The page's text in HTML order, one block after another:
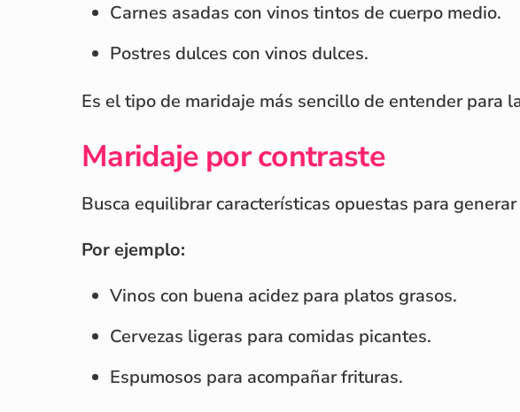
Carnes asadas con vinos tintos de cuerpo medio.
Postres dulces con vinos dulces.
Es el tipo de maridaje más sencillo de entender para
Maridaje por contraste
Busca equilibrar características opuestas para
Por ejemplo:
Vinos con buena acidez para platos grasos.
Cervezas ligeras para comidas picantes.
Espumosos para acompañar frituras.